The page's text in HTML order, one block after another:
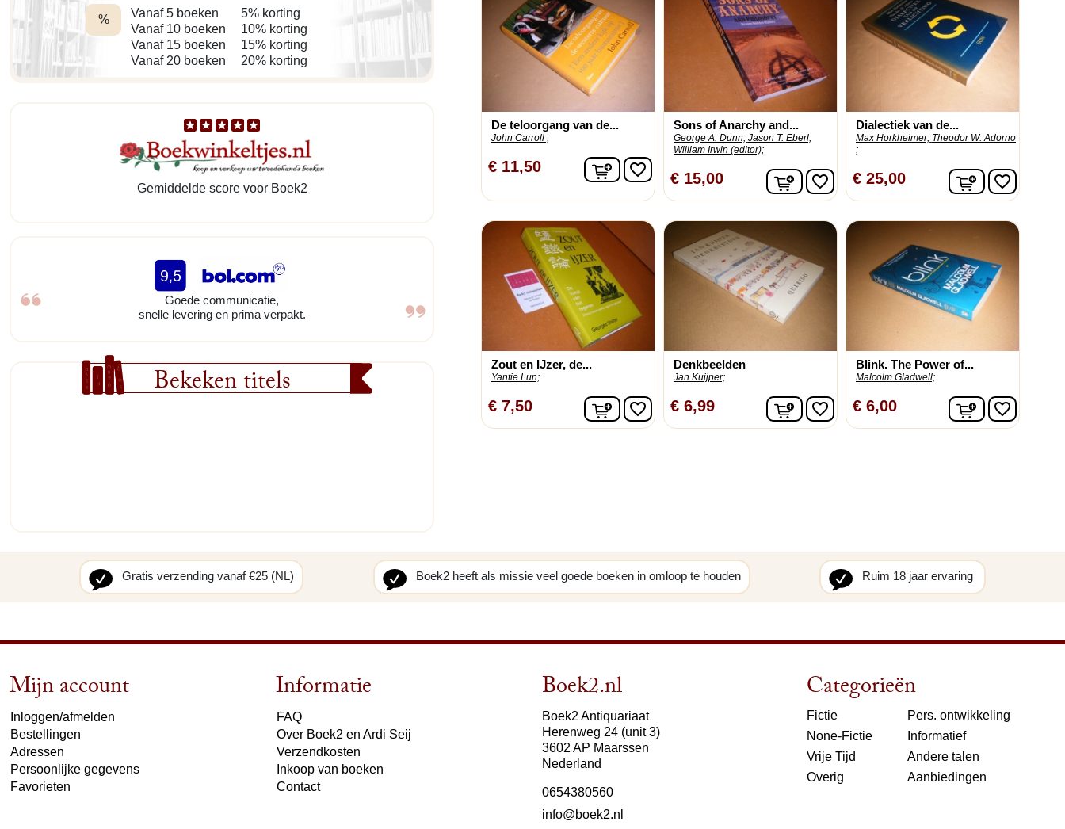
%
Vanaf 5 boeken
Vanaf 10 boeken
Vanaf 15 boeken
Vanaf 20 boeken
5% korting
10% korting
15% korting
20% korting
Gemiddelde score voor Boek2
Goede communicatie,
snelle levering en prima verpakt.
Bekeken titels
De teloorgang van de...
John Carroll ;
€ 11,50 In winkelwagen
favorite_border
Sons of Anarchy and...
George A. Dunn; Jason T. Eberl;
William Irwin (editor);
€ 15,00 In winkelwagen
favorite_border
Dialectiek van de...
Max Horkheimer; Theodor W. Adorno
;
€ 25,00 Infavorite_border
Zout en IJzer, de...
Yantie Lun;
€ 7,50 In winkelwagen
favorite_border
Denkbeelden
Jan Kuijper;
€ 6,99 In winkelwagen
favorite_border
Blink. The Power of...
Malcolm Gladwell;
€ 6,00 Infavorite_border
Gratis verzending vanaf €25 (NL) Boek2 heeft als missie veel goede boeken in omloop te houden Ruim 18 jaar ervaring
Mijn account
Inloggen/afmelden
Bestellingen
Adressen
Persoonlijke gegevens
Favorieten
Informatie
FAQ
Over Boek2 en Ardi Seij
Verzendkosten
Inkoop van boeken
Contact
Boek2.nl
Boek2 Antiquariaat
Herenweg 24 (unit 3)
3602 AP Maarssen
Nederland
0654380560
info@boek2.nl
Categorieën
Fictie
None-Fictie
Vrije Tijd
Overig
Pers. ontwikkeling
Informatief
Andere talen
Aanbiedingen